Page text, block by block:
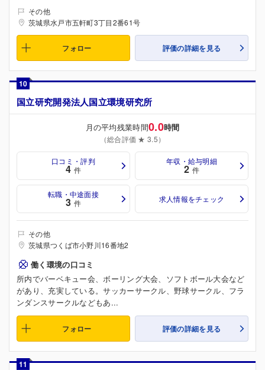
その他
茨城県水戸市五軒町3丁目2番61号
フォロー 評価の詳細を見る
10
国立研究開発法人国立環境研究所
月の平均残業時間0.0時間
（総合評価 ★ 3.5）
口コミ・評判
4 件
年収・給与明細
2 件
転職・中途面接
3 件 求人情報をチェック
その他
茨城県つくば市小野川16番地2
働く環境の口コミ
所内でバーベキュー会、ボーリング大会、ソフトボール大会など
があり、充実している。サッカーサークル、野球サークル、フラ
ンダンスサークルなどもあ...
フォロー 評価の詳細を見る
11